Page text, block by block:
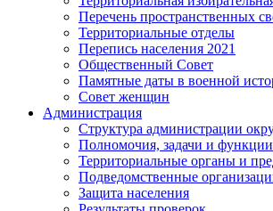
Перечень пространственных
Территориальные отделы
Перепись населения 2021
Общественный Совет
Памятные даты в военной
Совет женщин
Администрация
Структура администрации
Полномочия, задачи и функции
Территориальные органы и
Подведомственные
Защита населения